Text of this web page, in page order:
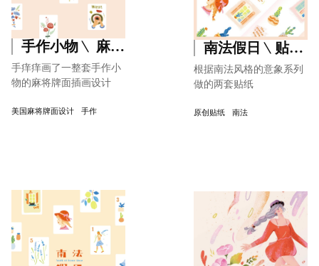
手作小物﹨ 麻将牌面插画设计· Slow Leisure
手痒痒画了一整套手作小
物的麻将牌面插画设计
美国麻将牌面设计 手作
南法假日﹨贴纸插画设计· Slow Leisure
根据南法风格的意象系列
做的两套贴纸
原创贴纸 南法